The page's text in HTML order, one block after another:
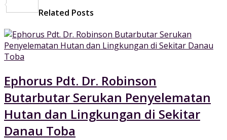
Related Posts
Ephorus Pdt. Dr. Robinson
Butarbutar Serukan Penyelematan
Hutan dan Lingkungan di Sekitar
Danau Toba